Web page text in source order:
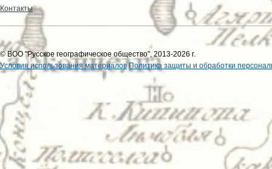
Контакты
© ВОО "Русское географическое общество", 2013-2026 г.
Условия использования материалов Политика защиты и обработки